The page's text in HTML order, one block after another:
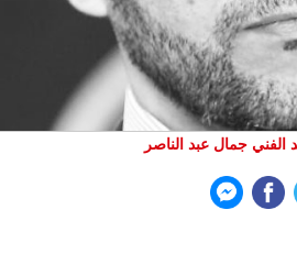
الفني جمال عبد الناصر